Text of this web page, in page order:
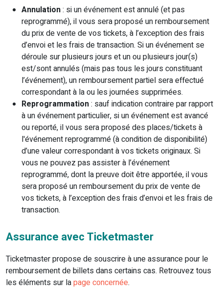
Annulation: si un événement est annulé (et pas
reprogrammé), il vous sera proposé un remboursement
du prix de vente de vos tickets, à l’exception des frais
d’envoi et les frais de transaction. Si un événement se
déroule sur plusieurs jours et un ou plusieurs jour(s)
est/sont annulés (mais pas tous les jours constituant
l’événement), un remboursement partiel sera effectué
correspondant à la ou les journées supprimées.
Reprogrammation: sauf indication contraire par rapport
à un événement particulier, si un événement est avancé
ou reporté, il vous sera proposé des places/tickets à
l'événement reprogrammé (à condition de disponibilité)
d’une valeur correspondant à vos tickets originaux. Si
vous ne pouvez pas assister à l’événement
reprogrammé, dont la preuve doit être apportée, il vous
sera proposé un remboursement du prix de vente de
vos tickets, à l’exception des frais d’envoi et les frais de
transaction.
Assurance avec Ticketmaster
Ticketmaster propose de souscrire à une assurance pour le
remboursement de billets dans certains cas. Retrouvez tous
les éléments sur lapage concernée.